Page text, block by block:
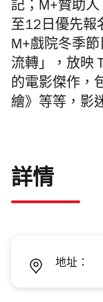
記；M+贊助
至12日優先報
M+戲院冬季
流轉」，放映
的電影傑作，
繪》等等，影
詳情
地址：